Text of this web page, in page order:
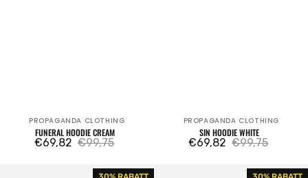
Verkäufer:
PROPAGANDA CLOTHING
FUNERAL HOODIE CREAM
Verkaufspreis
€69,82
Regulärer
Preis
€99,75
Verkäufer:
PROPAGANDA CLOTHING
SIN HOODIE WHITE
Verkaufspreis
€69,82
Regulärer
Preis
€99,75
Propaganda